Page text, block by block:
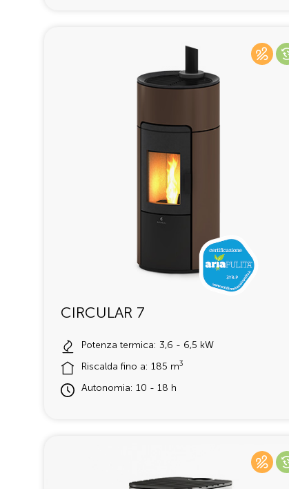
CIRCULAR 7
Potenza termica: 3,6 - 6,5 kW
Riscalda fino a: 185 m3
Autonomia: 10 - 18 h